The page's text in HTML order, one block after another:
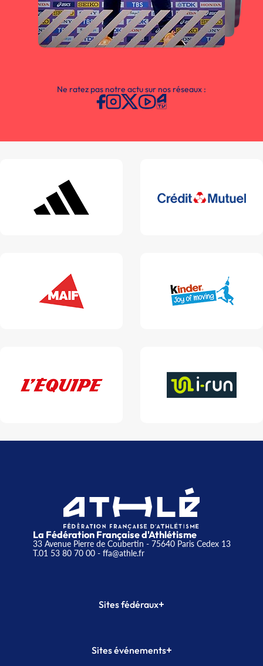
Ne ratez pas notre actu sur nos réseaux :
La Fédération Française d'Athlétisme
33 Avenue Pierre de Coubertin - 75640 Paris Cedex 13
T.01 53 80 70 00- ffa@athle.fr
Sites fédéraux+
Plateforme Formation
Sites événements+